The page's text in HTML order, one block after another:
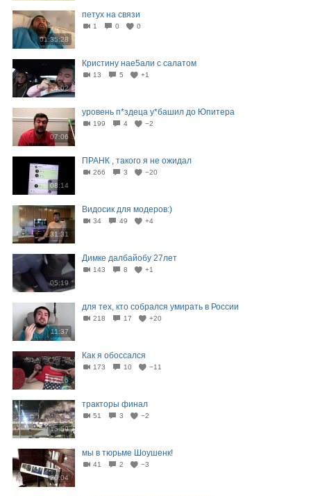
01:35:28
петух на связи
1 0 0
24:02
Кристину нае5али с салатом
13 5 +1
07:06
уровень п*здеца у*башил до Юпитера
199 4 −2
08:14
ПРАНК , такого я не ожидал
266 3 −20
31:31
Видосик для модеров:)
34 49 +4
05:19
Димке далбайобу 27лет
143 8 +1
11:37
для тех, кто собрался умирать в России
218 17 +20
12:16
Как я обоссался
173 10 −11
15:59
тракторы финал
51 3 −2
20:04
мы в тюрьме Шоушенк!
41 2 −3